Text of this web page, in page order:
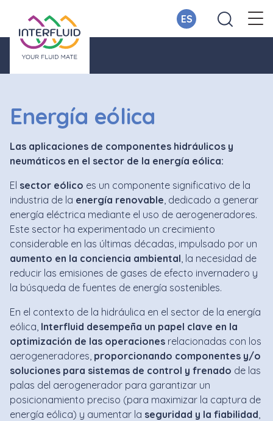
ES
Energía eólica
Las aplicaciones de componentes hidráulicos y
neumáticos en el sector de la energía eólica:
El sector eólico es un componente significativo de la
industria de la energía renovable, dedicado a generar
energía eléctrica mediante el uso de aerogeneradores.
Este sector ha experimentado un crecimiento
considerable en las últimas décadas, impulsado por un
aumento en la conciencia ambiental, la necesidad de
reducir las emisiones de gases de efecto invernadero y
la búsqueda de fuentes de energía sostenibles.
En el contexto de la hidráulica en el sector de la energía
eólica, Interfluid desempeña un papel clave en la
optimización de las operaciones relacionadas con los
aerogeneradores, proporcionando componentes y/o
soluciones para sistemas de control y frenado de las
palas del aerogenerador para garantizar un
posicionamiento preciso (para maximizar la captura de
energía eólica) y aumentar la seguridad y la fiabilidad,